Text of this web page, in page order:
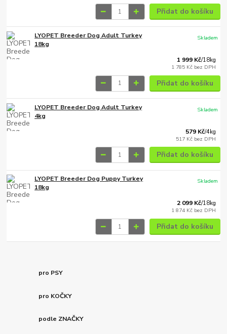
Přidat do košíku
LYOPET Breeder Dog Adult Turkey
18kg
1 999 Kč/18kg
1 785 Kč bez DPH
Skladem
Přidat do košíku
LYOPET Breeder Dog Adult Turkey
4kg
579 Kč/4kg
517 Kč bez DPH
Skladem
Přidat do košíku
LYOPET Breeder Dog Puppy Turkey
18kg
2 099 Kč/18kg
1 874 Kč bez DPH
Skladem
Přidat do košíku
pro PSY
pro KOČKY
podle ZNAČKY